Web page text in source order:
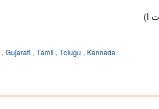
ا)
, Gujarati , Tamil , Telugu , Kannada